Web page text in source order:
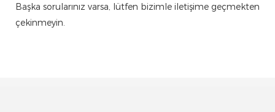
Başka sorularınız varsa, lütfen bizimle iletişime geçmekten
çekinmeyin.